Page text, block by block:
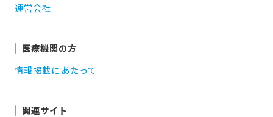
運営会社
医療機関の方
情報掲載にあたって
関連サイト